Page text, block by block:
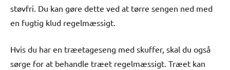
støvfri. Du kan gøre dette ved at tørre sengen ned med
en fugtig klud regelmæssigt.
Hvis du har en træetageseng med skuffer, skal du også
sørge for at behandle træet regelmæssigt. Træet kan